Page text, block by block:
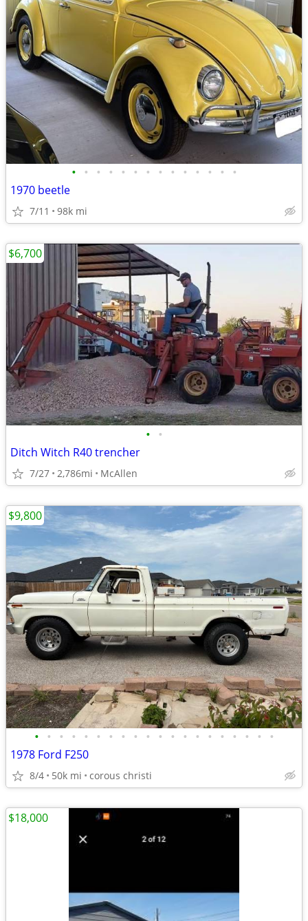
• • • • • • • • • • • • • •
1970 beetle
7/11 98k mi
• •
Ditch Witch R40 trencher
7/27 2,786mi McAllen
$6,700
• • • • • • • • • • • • • • • • • • • •
1978 Ford F250
8/4 50k mi corous christi
$9,800
$18,000